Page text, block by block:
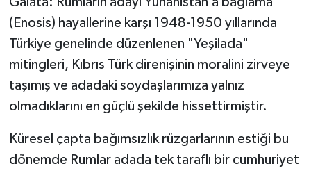
(Enosis) hayallerine karşı 1948-1950 yıllarında
Türkiye genelinde düzenlenen "Yeşilada"
mitingleri, Kıbrıs Türk direnişinin moralini zirveye
taşımış ve adadaki soydaşlarımıza yalnız
olmadıklarını en güçlü şekilde hissettirmiştir.
Küresel çapta bağımsızlık rüzgarlarının estiği bu
dönemde Rumlar adada tek taraflı bir cumhuriyet